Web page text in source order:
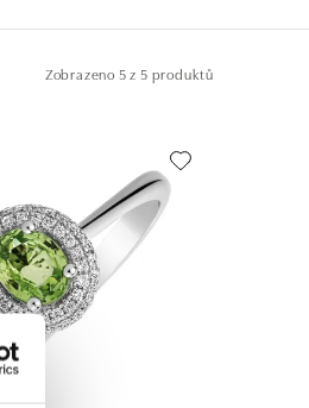
Zobrazeno 5 z 5 produktů